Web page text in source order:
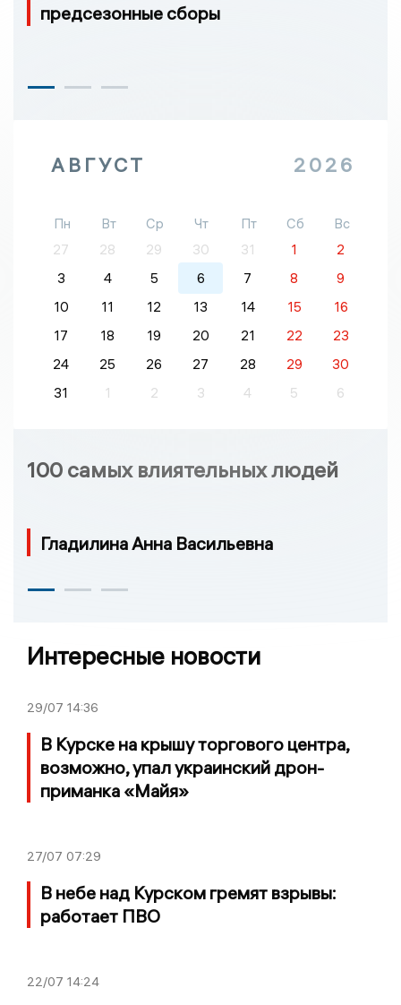
предсезонные сборы
АВГУСТ 2026
Пн Вт Ср Чт Пт Сб
Вс
27
28 29 30 31 1
2
3
4 5 6 7 8
9
10
11 12 13 14 15
16
17
18 19 20 21 22
23
24
25 26 27 28 29
30
31
1 2 3 4 5 6
100 самых влиятельных людей
Гладилина Анна Васильевна
Интересные новости
29/07 14:36
В Курске на крышу торгового центра,
возможно, упал украинский дрон-
приманка «Майя»
27/07 07:29
В небе над Курском гремят взрывы:
работает ПВО
22/07 14:24